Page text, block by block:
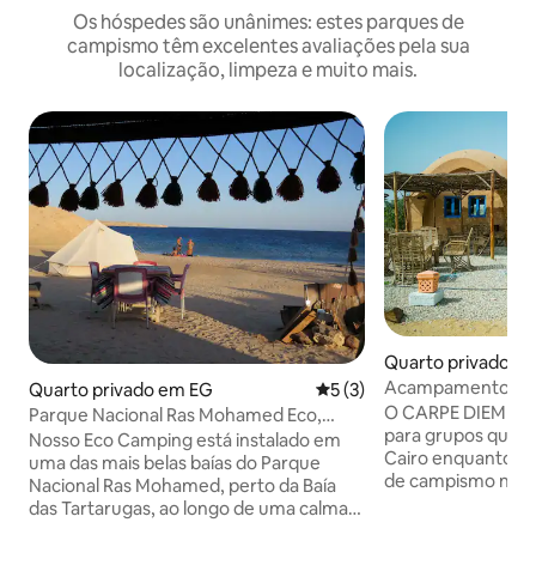
Os hóspedes são unânimes: estes parques de
campismo têm excelentes avaliações pela sua
localização, limpeza e muito mais.
Quarto privado em EG Classificação média de 5
5 (3)
Parque Nacional Ras Mohamed Eco,
Mergulho com snorkel, Vista mar
Nosso Eco Camping está instalado em
uma das mais belas baías do Parque
Nacional Ras Mohamed, perto da Baía
das Tartarugas, ao longo de uma calma,
Quarto privado
Acampamento
O CARPE DIEM
para grupos que
Cairo enquanto
de campismo